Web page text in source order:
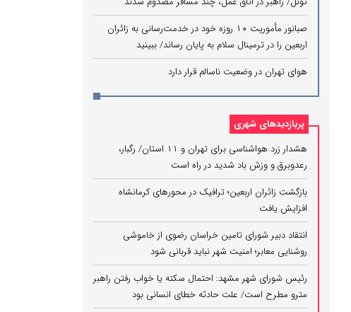
صبانور مأموریت ۱۰ روزه خود در خدمت‌رسانی به زائران
اربعین را در ترمینال سلام به پایان رساند/ ببینید
هوای تهران در وضعیت ناسالم قرار دارد
پربازدیدهای شهری
هشدار زرد هواشناسی برای تهران و ۱۱ استان/ رگبار،
رعدوبرق و وزش باد شدید در راه است
بازگشت زائران اربعین؛ ترافیک در محورهای کرمانشاه
افزایش یافت
انتقاد دبیر شورای تامین خراسان رضوی از خاموشی
روشنایی معابر؛ امنیت شهر نباید قربانی شود
رئیس شورای شهر مشهد: احتمال سکته یا خواب رفتن راهبر
مترو مطرح است/ علت حادثه خطای انسانی بود